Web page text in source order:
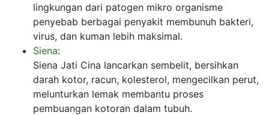
lingkungan dari patogen mikro organisme
penyebab berbagai penyakit membunuh bakteri,
virus, dan kuman lebih maksimal.
Siena:
Siena Jati Cina lancarkan sembelit, bersihkan
darah kotor, racun, kolesterol, mengecilkan perut,
melunturkan lemak membantu proses
pembuangan kotoran dalam tubuh.